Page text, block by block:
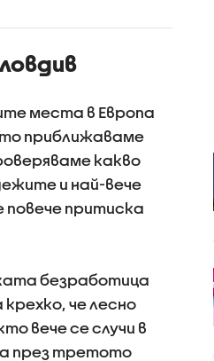
Бургас
места в Европа
приближаваме
какво
и най-вече
повече притиска
безработица
че лесно
вече се случи в
през третото